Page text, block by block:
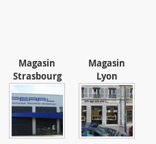
Magasin
Strasbourg
Magasin
Lyon